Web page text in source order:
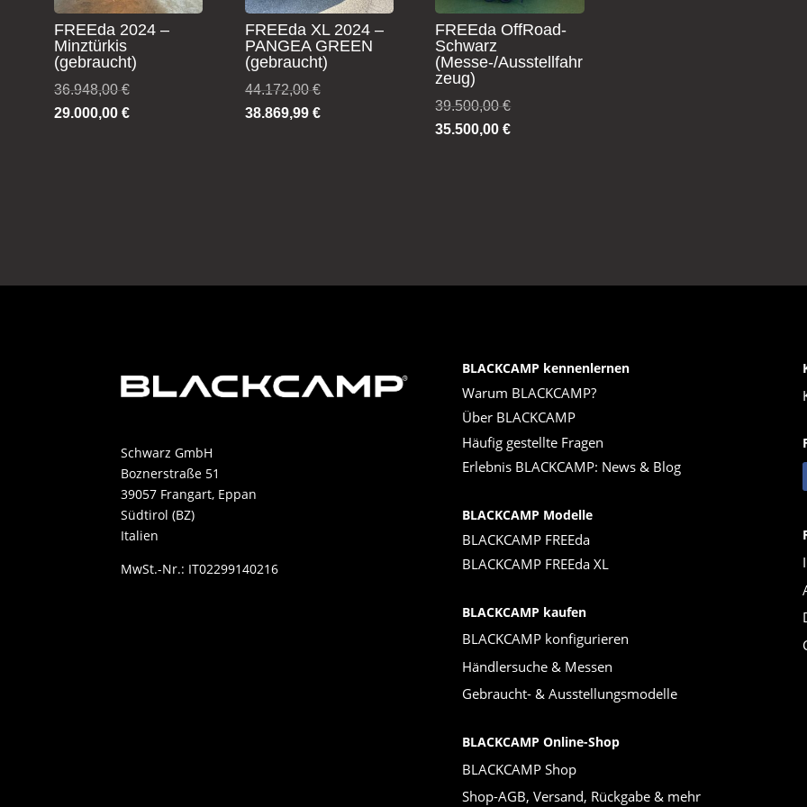
FREEda 2024 –
Minztürkis
(gebraucht)
36.948,00€Ursprünglicher
Preis
29.000,00 €Aktueller
FREEda XL 2024 –
PANGEA GREEN
(gebraucht)
44.172,00€Ursprünglicher
Preis
38.869,99 €Aktueller
FREEda OffRoad-
Schwarz
(Messe-/Ausstellfahr
zeug)
39.500,00€Ursprünglicher
Preis
35.500,00€Aktueller
Schwarz GmbH
Boznerstraße 51
39057 Frangart, Eppan
Südtirol (BZ)
Italien
MwSt.-Nr.: IT02299140216
BLACKCAMP kennenlernen
Warum BLACKCAMP?
Über BLACKCAMP
Häufig gestellte Fragen
Erlebnis BLACKCAMP: News & Blog
BLACKCAMP Modelle
BLACKCAMP FREEda
BLACKCAMP FREEda XL
BLACKCAMP kaufen
BLACKCAMP konfigurieren
Händlersuche & Messen
Gebraucht- & Ausstellungsmodelle
BLACKCAMP Online-Shop
BLACKCAMP Shop
Shop-AGB, Versand, Rückgabe & mehr